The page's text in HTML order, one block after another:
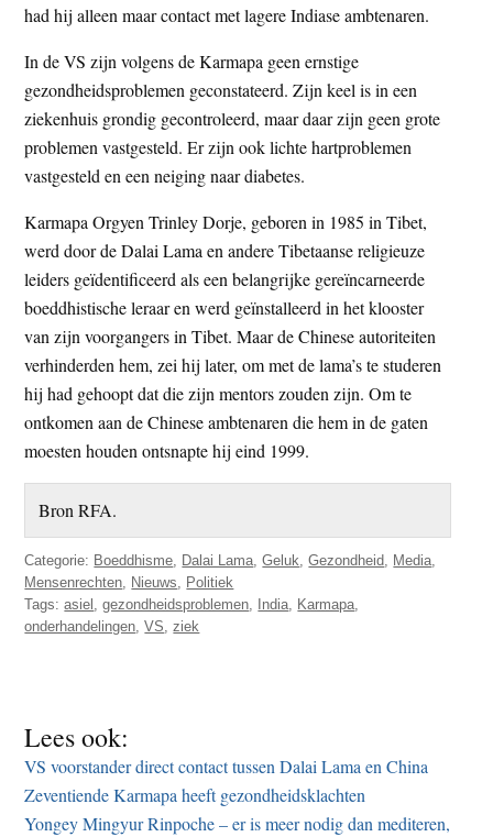
had hij alleen maar contact met lagere Indiase ambtenaren.
In de VS zijn volgens de Karmapa geen ernstige
gezondheidsproblemen geconstateerd. Zijn keel is in een
ziekenhuis grondig gecontroleerd, maar daar zijn geen grote
problemen vastgesteld. Er zijn ook lichte hartproblemen
vastgesteld en een neiging naar diabetes.
Karmapa Orgyen Trinley Dorje, geboren in 1985 in Tibet,
werd door de Dalai Lama en andere Tibetaanse religieuze
leiders geïdentificeerd als een belangrijke gereïncarneerde
boeddhistische leraar en werd geïnstalleerd in het klooster
van zijn voorgangers in Tibet. Maar de Chinese autoriteiten
verhinderden hem, zei hij later, om met de lama’s te studeren
hij had gehoopt dat die zijn mentors zouden zijn. Om te
ontkomen aan de Chinese ambtenaren die hem in de gaten
moesten houden ontsnapte hij eind 1999.
Bron RFA.
Categorie: Boeddhisme, Dalai Lama,Geluk,Gezondheid, Media,
Mensenrechten, Nieuws, Politiek
Tags:asiel ,gezondheidsproblemen, India, Karmapa,
onderhandelingen,VS,ziek
Lees ook:
VS voorstander direct contact tussen Dalai Lama en China
Zeventiende Karmapa heeft gezondheidsklachten
Yongey Mingyur Rinpoche – er is meer nodig dan mediteren,